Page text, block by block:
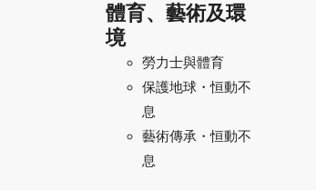
體育、藝術及環
境
勞力士與體育
保護地球・恒動不
息
藝術傳承・恒動不
息